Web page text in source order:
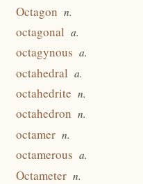
Octagon n.
octagonal a.
octagynous a.
octahedral a.
octahedrite n.
octahedron n.
octamer n.
octamerous a.
Octameter n.